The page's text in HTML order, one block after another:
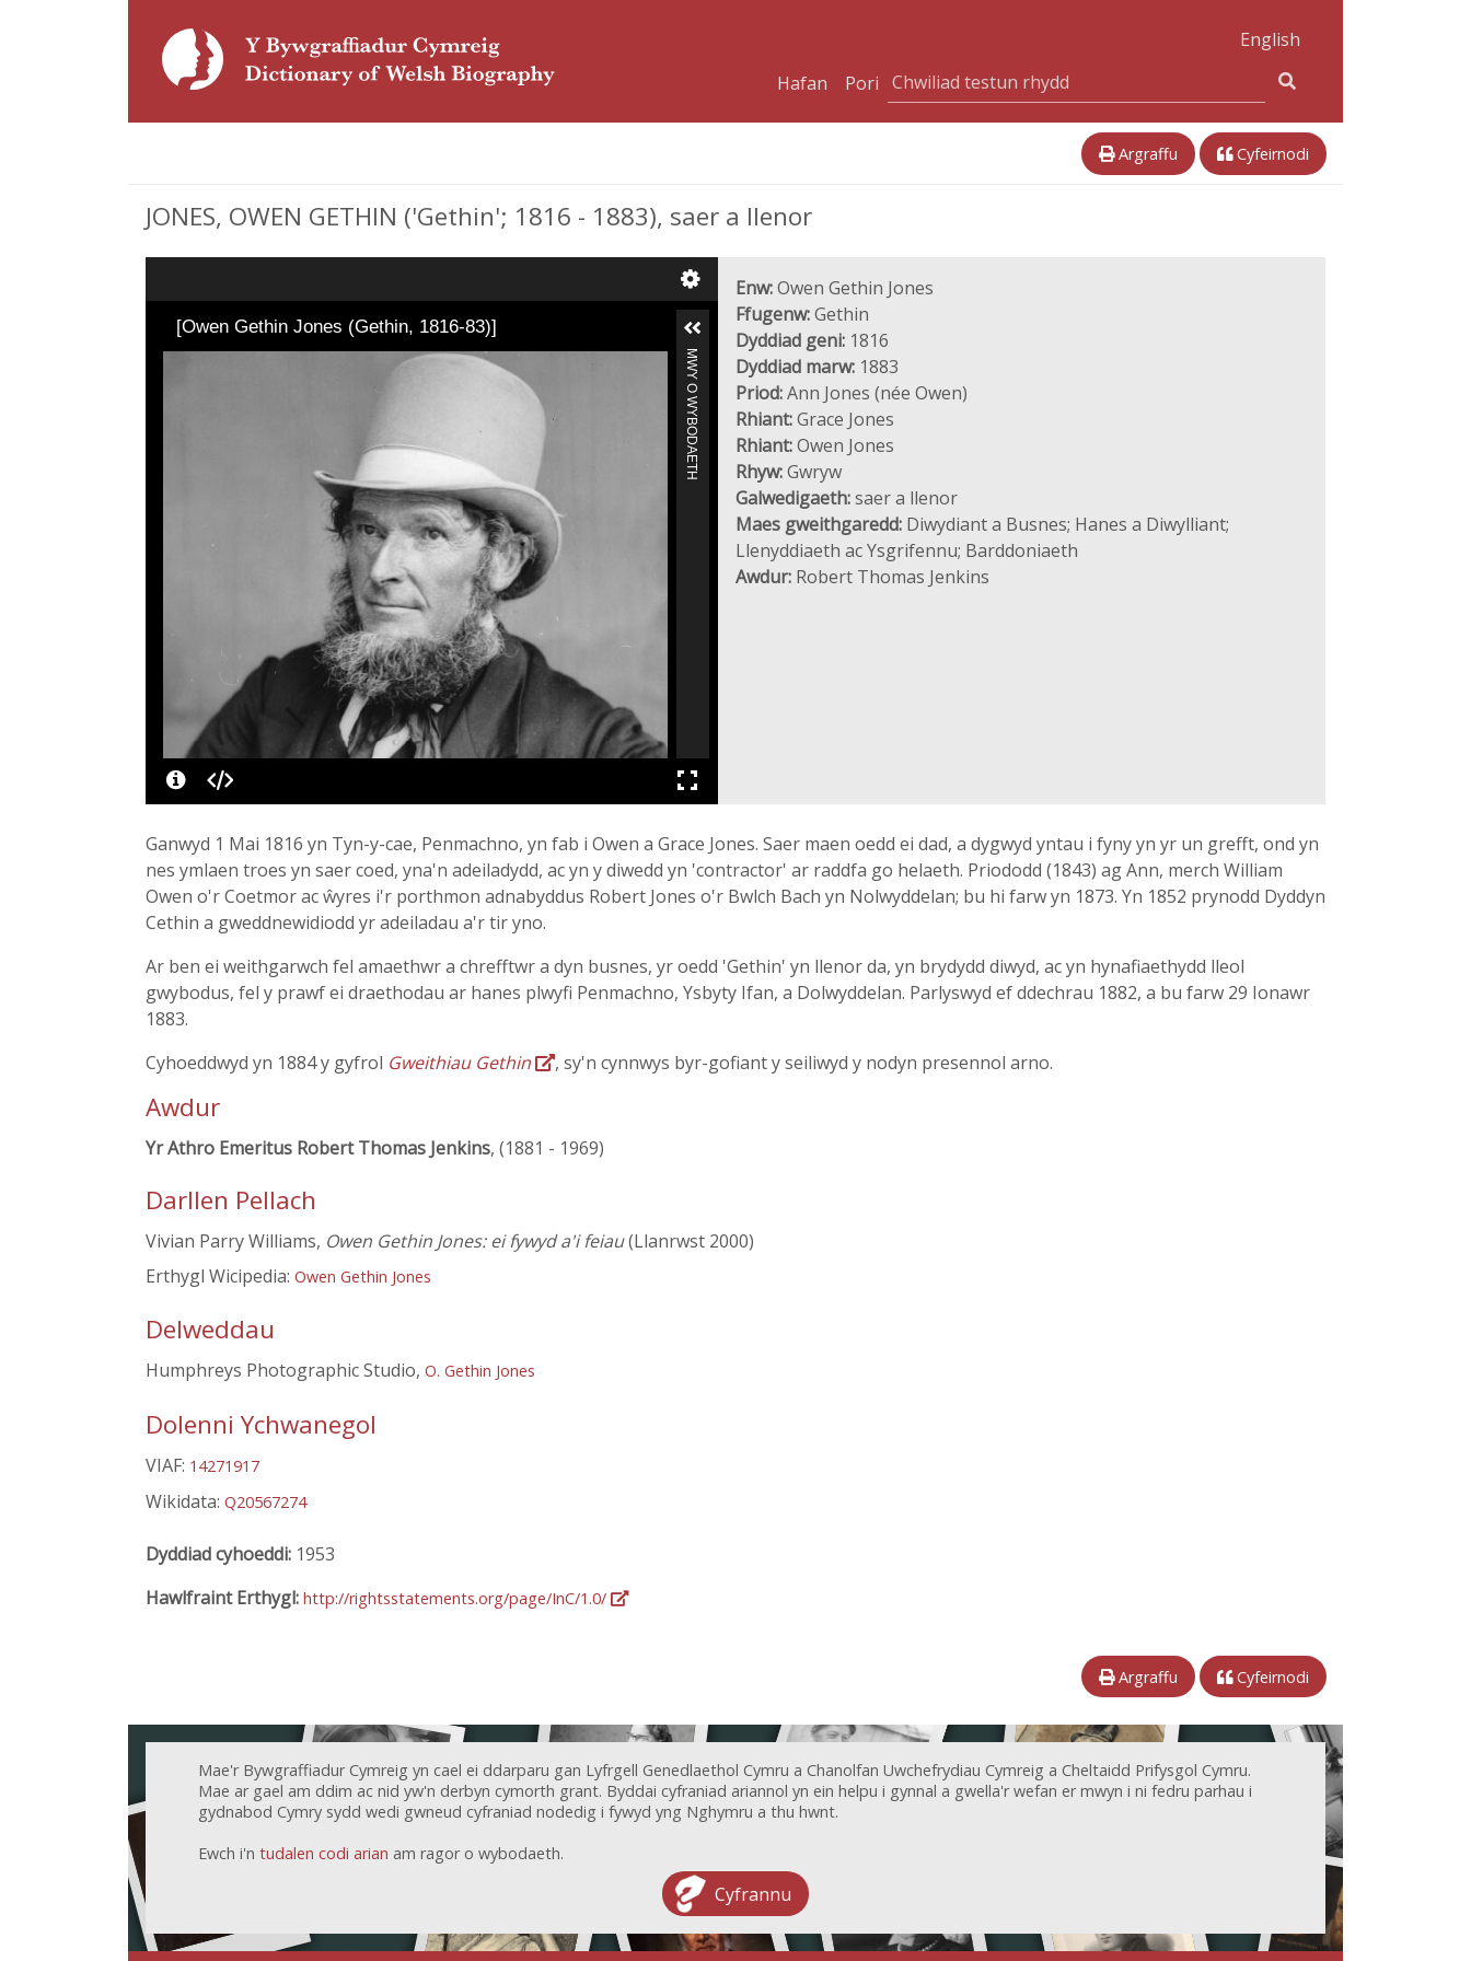
English
Hafan
Pori
Argraffu Cyfeirnodi
JONES, OWEN GETHIN ('Gethin'; 1816 - 1883), saer a llenor
[Owen Gethin Jones (Gethin, 1816-83)]
MWY O WYBODAETH
Enw:Owen Gethin Jones
Ffugenw:Gethin
Dyddiad geni: 1816
Dyddiad marw: 1883
Priod:Ann Jones (née Owen)
Rhiant:Grace Jones
Rhiant:Owen Jones
Rhyw:Gwryw
Galwedigaeth:saer a llenor
Maes gweithgaredd: Diwydiant a Busnes; Hanes a Diwylliant;
Llenyddiaeth ac Ysgrifennu; Barddoniaeth
Awdur: Robert Thomas Jenkins
Ganwyd 1 Mai 1816 yn Tyn-y-cae, Penmachno, yn fab i Owen a Grace Jones. Saer maen oedd ei dad, a dygwyd yntau i fyny yn yr un grefft, ond yn
nes ymlaen troes yn saer coed, yna'n adeiladydd, ac yn y diwedd yn 'contractor' ar raddfa go helaeth. Priododd (1843) ag Ann, merch William
Owen o'r Coetmor ac ŵyres i'r porthmon adnabyddus Robert Jones o'r Bwlch Bach yn Nolwyddelan; bu hi farw yn 1873. Yn 1852 prynodd Dyddyn
Cethin a gweddnewidiodd yr adeiladau a'r tir yno.
Ar ben ei weithgarwch fel amaethwr a chrefftwr a dyn busnes, yr oedd 'Gethin' yn llenor da, yn brydydd diwyd, ac yn hynafiaethydd lleol
gwybodus, fel y prawf ei draethodau ar hanes plwyfi Penmachno, Ysbyty Ifan, a Dolwyddelan. Parlyswyd ef ddechrau 1882, a bu farw 29 Ionawr
1883.
Cyhoeddwyd yn 1884 y gyfrol Gweithiau Gethin , sy'n cynnwys byr-gofiant y seiliwyd y nodyn presennol arno.
Awdur
Yr Athro Emeritus Robert Thomas Jenkins, (1881 - 1969)
Darllen Pellach
Vivian Parry Williams, Owen Gethin Jones: ei fywyd a'i feiau(Llanrwst 2000)
Erthygl Wicipedia: Owen Gethin Jones
Delweddau
Humphreys Photographic Studio, O. Gethin Jones
Dolenni Ychwanegol
VIAF: 14271917
Wikidata: Q20567274
Dyddiad cyhoeddi: 1953
Hawlfraint Erthygl: http://rightsstatements.org/page/InC/1.0/
Argraffu Cyfeirnodi
Mae'r Bywgraffiadur Cymreig yn cael ei ddarparu gan Lyfrgell Genedlaethol Cymru a Chanolfan Uwchefrydiau Cymreig a Cheltaidd Prifysgol Cymru.
Mae ar gael am ddim ac nid yw'n derbyn cymorth grant. Byddai cyfraniad ariannol yn ein helpu i gynnal a gwella'r wefan er mwyn i ni fedru parhau i
gydnabod Cymry sydd wedi gwneud cyfraniad nodedig i fywyd yng Nghymru a thu hwnt.
Ewch i'n tudalen codi arian am ragor o wybodaeth.
Cyfrannu